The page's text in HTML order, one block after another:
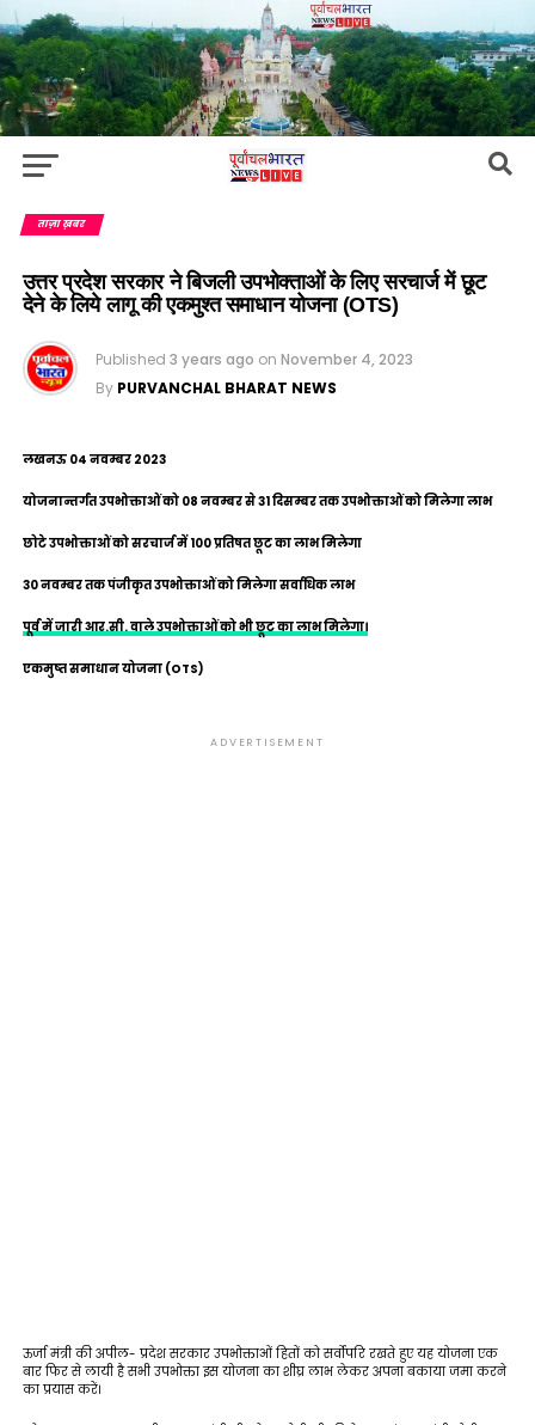
ताज़ा ख़बर
उत्तर प्रदेश सरकार ने बिजली उपभोक्ताओं के लिए सरचार्ज में छूट
देने के लिये लागू की एकमुश्त समाधान योजना (OTS)
Published 3 years ago on November 4, 2023
By PURVANCHAL BHARAT NEWS
लखनऊ 04 नवम्बर 2023
योजनान्तर्गत उपभोक्ताओं को 08 नवम्बर से 31 दिसम्बर तक उपभोक्ताओं को मिलेगा लाभ
छोटे उपभोक्ताओं को सरचार्ज में 100 प्रतिषत छूट का लाभ मिलेगा
30 नवम्बर तक पंजीकृत उपभोक्ताओं को मिलेगा सर्वाधिक लाभ
पूर्व में जारी आर.सी. वाले उपभोक्ताओं को भी छूट का लाभ मिलेगा।
एकमुष्त समाधान योजना (OTS)
ADVERTISEMENT
ऊर्जा मंत्री की अपील- प्रदेश सरकार उपभोक्ताओं हितों को सर्वोपरि रखते हुए यह योजना एक
बार फिर से लायी है सभी उपभोक्ता इस योजना का शीघ्र लाभ लेकर अपना बकाया जमा करने
का प्रयास करें।